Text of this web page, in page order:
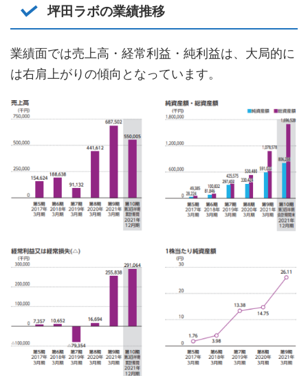
坪田ラボの業績推移
業績面では売上高・経常利益・純利益は、大局的に
は右肩上がりの傾向となっています。